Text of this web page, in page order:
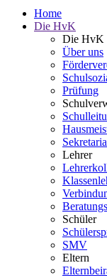
Home
Die HvK
Die HvK
Über uns
Prüfung
Lehrer
Schüler
SMV
Eltern